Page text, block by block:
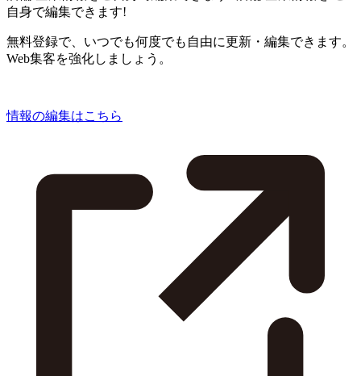
自身で編集できます!
無料登録で、いつでも何度でも自由に更新・編集できます。
Web集客を強化しましょう。
情報の編集はこちら